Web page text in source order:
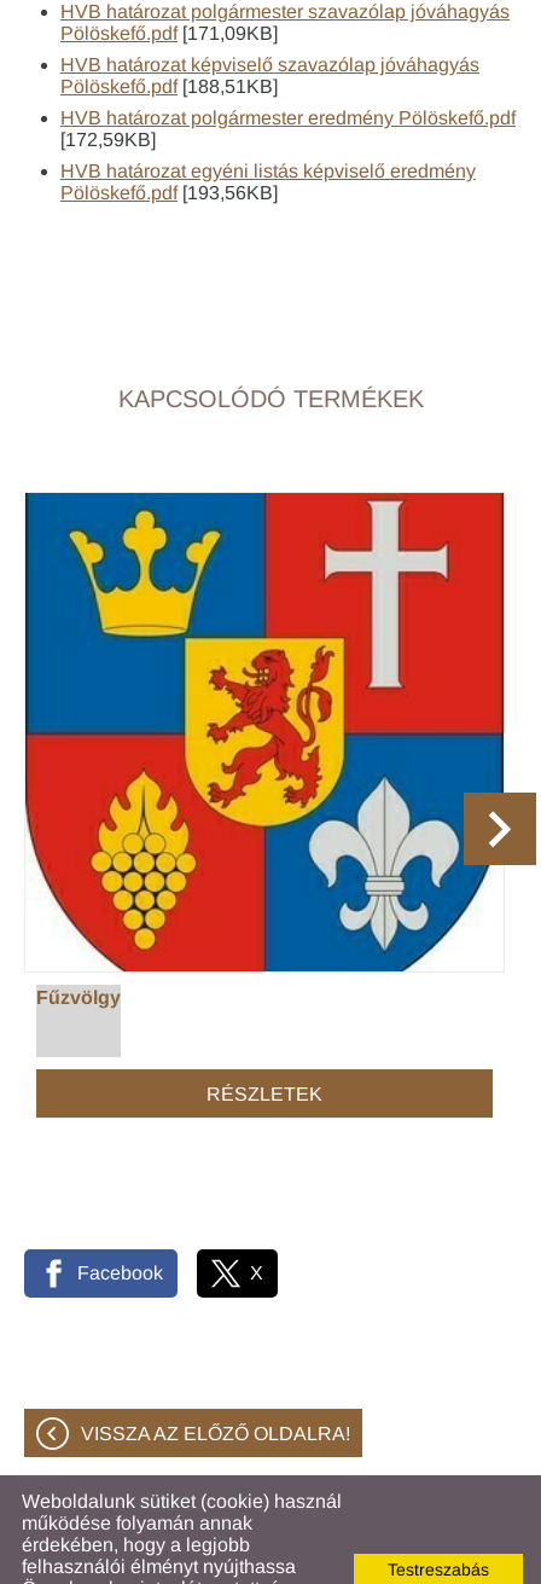
HVB határozat polgármester szavazólap jóváhagyás
Pölöskefő.pdf[171,09KB]
HVB határozat képviselő szavazólap jóváhagyás
Pölöskefő.pdf[188,51KB]
HVB határozat polgármester eredmény Pölöskefő.pdf
[172,59KB]
HVB határozat egyéni listás képviselő eredmény
Pölöskefő.pdf[193,56KB]
KAPCSOLÓDÓ TERMÉKEK
Fűzvölgy
RÉSZLETEK
Facebook X
VISSZA AZ ELŐZŐ OLDALRA!
© 2026 - Hahóti Közös Önkormányzati Hivatal
Testreszabás
Weboldalunk sütiket (cookie) használ
működése folyamán annak
érdekében, hogy a legjobb
felhasználói élményt nyújthassa